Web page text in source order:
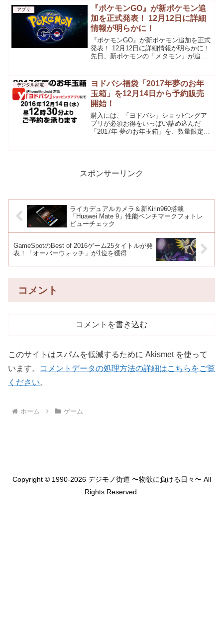
Speedup to 275MB/s...
アプリ
『ポケモンGO』が新ポケモン追
加を正式発表！ 12月12日に詳細
情報が明らかに！
『ポケモンGO』が新ポケモン追加を正式
発表！ 12月12日に詳細情報が明らかに！
先日、新ポケモンの「メタモン」が追加
ました！なんと新たなポケモンを追加す
るとのことです...
デジタル家電
ヨドバシ福袋「2017年夢のお年
玉箱」を12月14日から予約販売
開始！
購入には、「ヨドバシ」ショッピングア
プリが必須お得をいっぱい詰め込んだ
「2017年 夢のお年玉箱」を、数量限定に
スポンサーリンク
ライカデュアルカメラ＆新Kirin960搭載
「Huawei Mate 9」性能ベンチマークフォトレ
ビューチェック
GameSpotのBest of 2016ゲーム25タイトルが発
表！「オーバーウォッチ」が1位を獲得
コメント
コメントを書き込む
このサイトはスパムを低減するために Akismet を使って
います。
コメントデータの処理方法の詳細はこちらをご覧
ください。
ホーム ゲーム
Copyright © 1990-2026 デジモノ街道 〜物欲に負ける日々〜 All
Rights Reserved.